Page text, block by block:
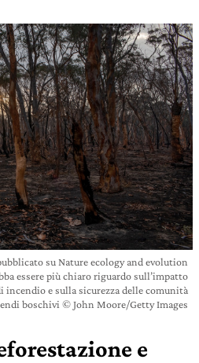
su Nature ecology and evolution
essere più chiaro riguardo sull’impatto
e sulla sicurezza delle comunità
boschivi © John Moore/Getty Images
e